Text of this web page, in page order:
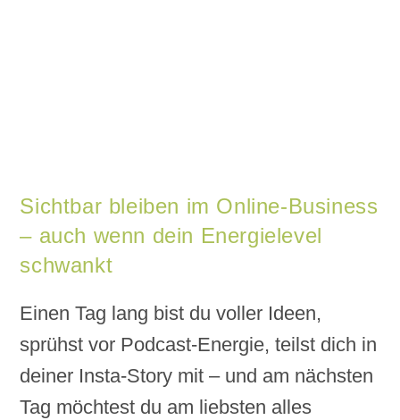
Sichtbar bleiben im Online-Business
– auch wenn dein Energielevel
schwankt
Einen Tag lang bist du voller Ideen,
sprühst vor Podcast-Energie, teilst dich in
deiner Insta-Story mit – und am nächsten
Tag möchtest du am liebsten alles